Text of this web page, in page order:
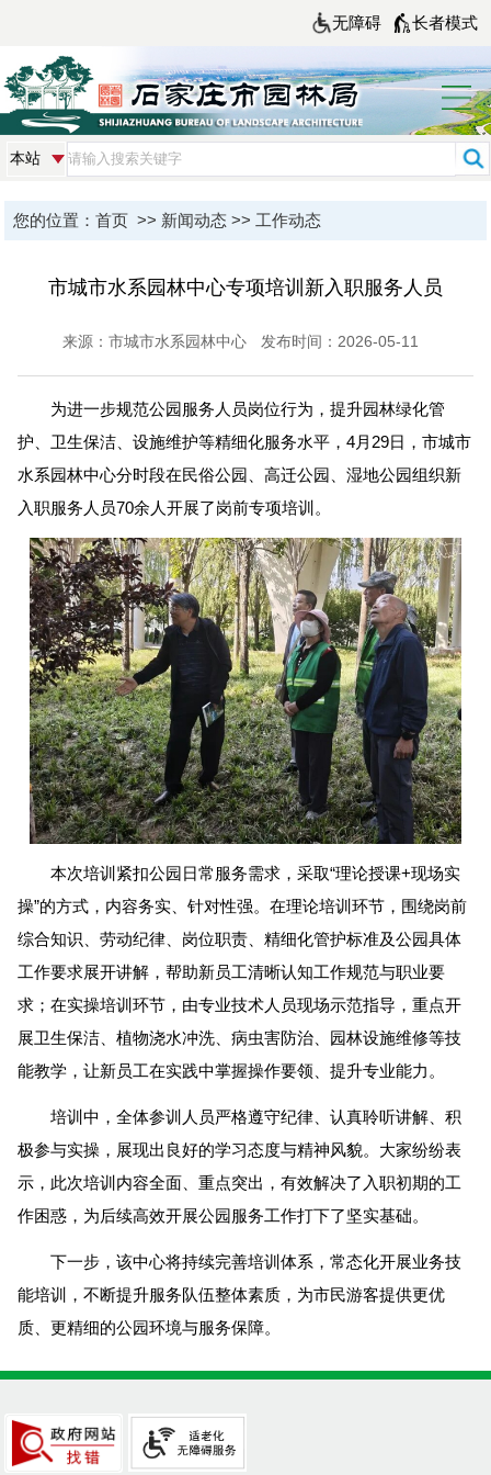
无障碍 长者模式
您的位置： 首页>> 新闻动态>> 工作动态
市城市水系园林中心专项培训新入职服务人员
来源：市城市水系园林中心 发布时间：2026-05-11
为进一步规范公园服务人员岗位行为，提升园林绿化管
护、卫生保洁、设施维护等精细化服务水平，4月29日，市城市
水系园林中心分时段在民俗公园、高迁公园、湿地公园组织新
入职服务人员70余人开展了岗前专项培训。
本次培训紧扣公园日常服务需求，采取“理论授课+现场实
操”的方式，内容务实、针对性强。在理论培训环节，围绕岗前
综合知识、劳动纪律、岗位职责、精细化管护标准及公园具体
工作要求展开讲解，帮助新员工清晰认知工作规范与职业要
求；在实操培训环节，由专业技术人员现场示范指导，重点开
展卫生保洁、植物浇水冲洗、病虫害防治、园林设施维修等技
能教学，让新员工在实践中掌握操作要领、提升专业能力。
培训中，全体参训人员严格遵守纪律、认真聆听讲解、积
极参与实操，展现出良好的学习态度与精神风貌。大家纷纷表
示，此次培训内容全面、重点突出，有效解决了入职初期的工
作困惑，为后续高效开展公园服务工作打下了坚实基础。
下一步，该中心将持续完善培训体系，常态化开展业务技
能培训，不断提升服务队伍整体素质，为市民游客提供更优
质、更精细的公园环境与服务保障。